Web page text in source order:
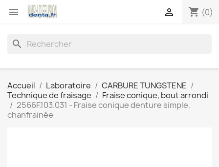
 shopping_cart (0)

search
Accueil Laboratoire
CARBURE TUNGSTENE
Technique de fraisage
Fraise conique, bout arrondi
2566F.103.031 - Fraise conique denture simple,
chanfrainée